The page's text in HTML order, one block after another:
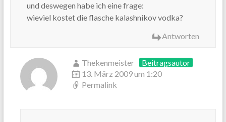
und deswegen habe ich eine frage:
wieviel kostet die flasche kalashnikov vodka?
Antworten
Thekenmeister
Beitragsautor
13. März 2009 um 1:20
Permalink